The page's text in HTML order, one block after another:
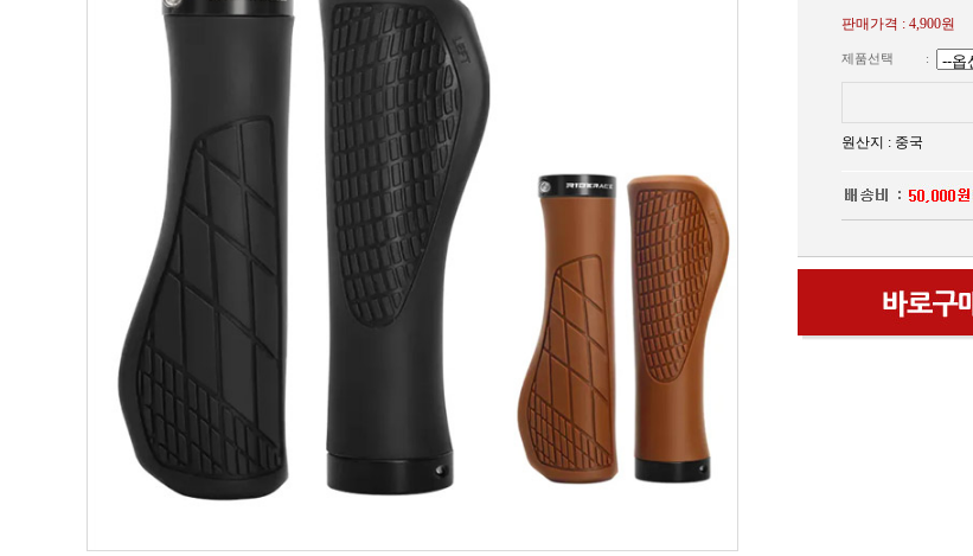
판매가격 : 4,900원
제품선택 :
원산지 : 중국